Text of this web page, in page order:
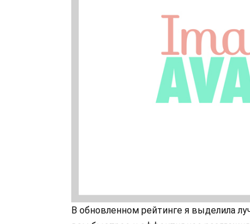
В обновленном рейтинге я выделила